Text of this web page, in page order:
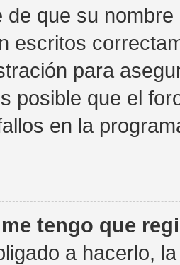
de que su
escritos
para
posible que el
en la
tengo que
a hacerlo,